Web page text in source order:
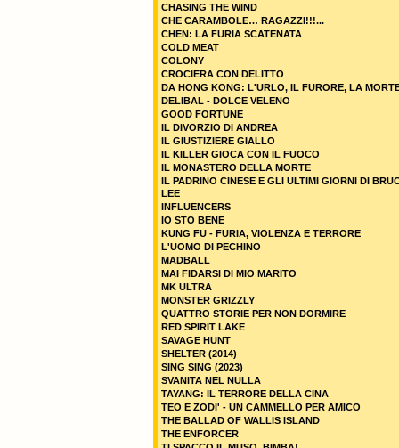
CHASING THE WIND
CHE CARAMBOLE… RAGAZZI!!!...
CHEN: LA FURIA SCATENATA
COLD MEAT
COLONY
CROCIERA CON DELITTO
DA HONG KONG: L'URLO, IL FURORE, LA
DELIBAL - DOLCE VELENO
GOOD FORTUNE
IL DIVORZIO DI ANDREA
IL GIUSTIZIERE GIALLO
IL KILLER GIOCA CON IL FUOCO
IL MONASTERO DELLA MORTE
IL PADRINO CINESE E GLI ULTIMI GIORNI DI
LEE
INFLUENCERS
IO STO BENE
KUNG FU - FURIA, VIOLENZA E TERRORE
L'UOMO DI PECHINO
MADBALL
MAI FIDARSI DI MIO MARITO
MK ULTRA
MONSTER GRIZZLY
QUATTRO STORIE PER NON DORMIRE
RED SPIRIT LAKE
SAVAGE HUNT
SHELTER (2014)
SING SING (2023)
SVANITA NEL NULLA
TAYANG: IL TERRORE DELLA CINA
TEO E ZODI' - UN CAMMELLO PER AMICO
THE BALLAD OF WALLIS ISLAND
THE ENFORCER